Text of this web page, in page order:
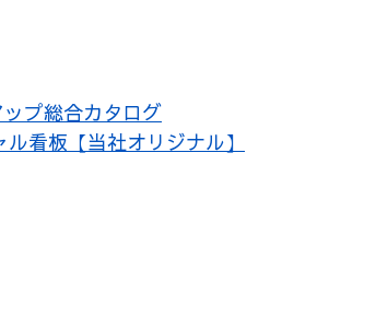
プ総合カタログ
ル看板【当社オリジナル】